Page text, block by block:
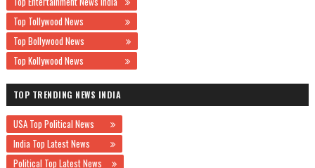
Top Tollywood News
Top Bollywood News
Top Kollywood News
TOP TRENDING NEWS INDIA
USA Top Political News
India Top Latest News
Political Top Latest News